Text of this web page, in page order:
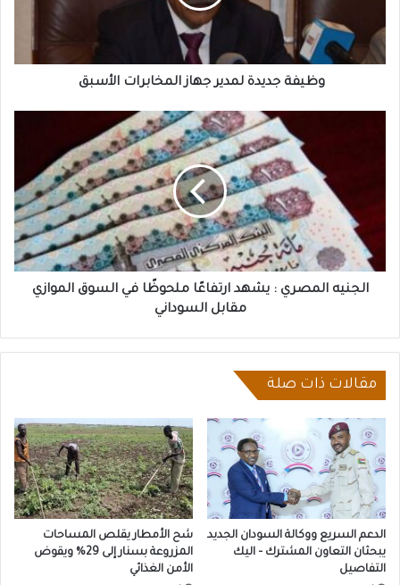
وظيفة جديدة لمدير جهاز المخابرات الأسبق
ملحوظًا
السوق
الموازي
مقابلالجنيه المصري : يشهد ارتفاعًا ملحوظًا في السوق الموازي
مقابل السوداني
مقالات ذات صلة
الدعم السريع ووكالة السودان الجديد
يبحثان التعاون المشترك – اليك
التفاصيل
شح الأمطار يقلص المساحات
المزروعة بسنار إلى 29% ويقوض
الأمن الغذائي